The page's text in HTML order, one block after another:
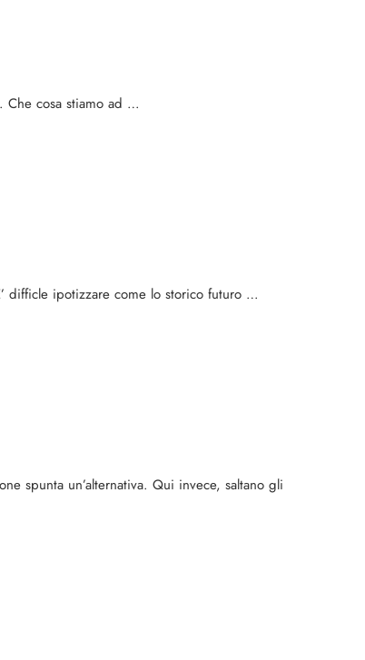
Che cosa stiamo ad …
difficle ipotizzare come lo storico futuro …
spunta un’alternativa. Qui invece, saltano gli